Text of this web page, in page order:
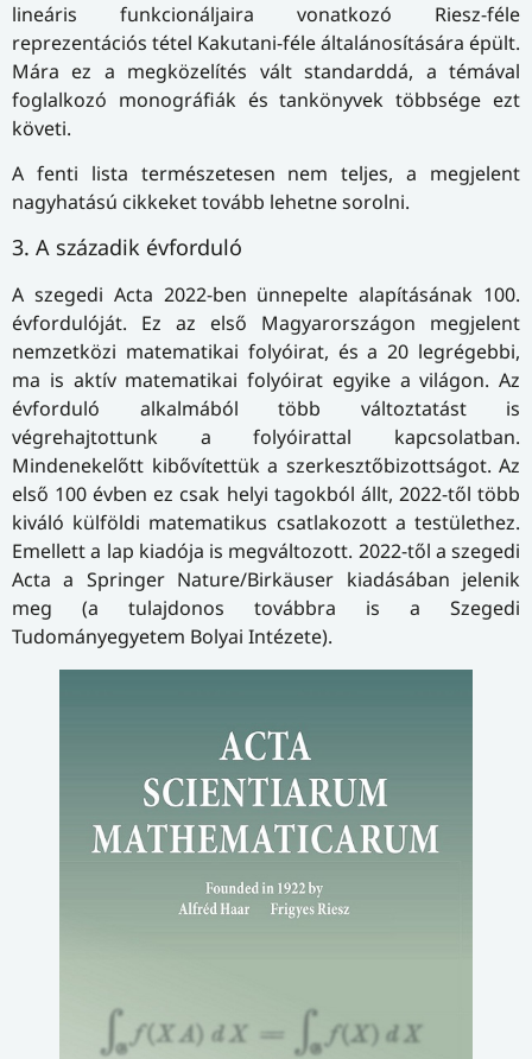
lineáris funkcionáljaira vonatkozó Riesz-féle
reprezentációs tétel Kakutani-féle általánosítására épült.
Mára ez a megközelítés vált standarddá, a témával
foglalkozó monográfiák és tankönyvek többsége ezt
követi.
A fenti lista természetesen nem teljes, a megjelent
nagyhatású cikkeket tovább lehetne sorolni.
3. A századik évforduló
A szegedi Acta 2022-ben ünnepelte alapításának 100.
évfordulóját. Ez az első Magyarországon megjelent
nemzetközi matematikai folyóirat, és a 20 legrégebbi,
ma is aktív matematikai folyóirat egyike a világon. Az
évforduló alkalmából több változtatást is
végrehajtottunk a folyóirattal kapcsolatban.
Mindenekelőtt kibővítettük a szerkesztőbizottságot. Az
első 100 évben ez csak helyi tagokból állt, 2022-től több
kiváló külföldi matematikus csatlakozott a testülethez.
Emellett a lap kiadója is megváltozott. 2022-től a szegedi
Acta a Springer Nature/Birkäuser kiadásában jelenik
meg (a tulajdonos továbbra is a Szegedi
Tudományegyetem Bolyai Intézete).